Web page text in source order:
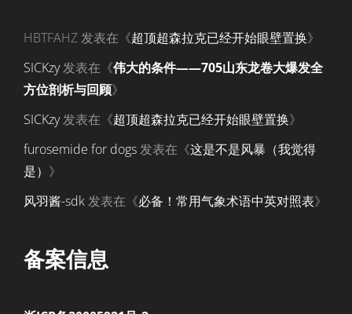
HBTFAHZ发表在《超顶超森拉克已经开始眼壁置换》
SICKzy发表在《伟大的条件——705山东龙卷大爆发全
方位剖析与回顾》
SICKzy发表在《超顶超森拉克已经开始眼壁置换》
furosemide for dogs发表在《这是不是风暴（我觉得
是） 》
风羽酱-sdk发表在《必备！常用气象术语中英对照表》
备案信息